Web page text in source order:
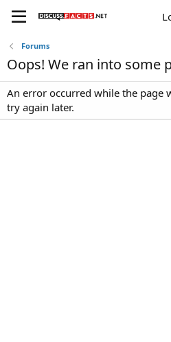
Forums
Oops! We ran into some
An error occurred while the page
try again later.